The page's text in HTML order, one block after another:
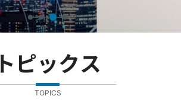
トピックス
TOPICS